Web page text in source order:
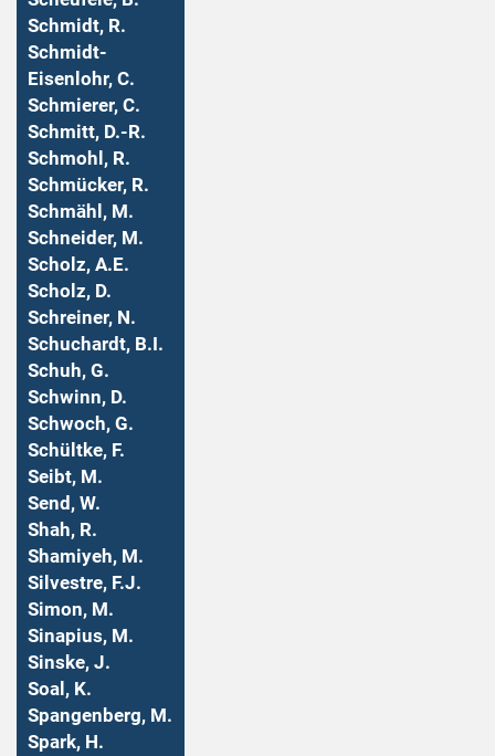
Schmidt, R.
Schmidt-
Eisenlohr, C.
Schmierer, C.
Schmitt, D.-R.
Schmohl, R.
Schmücker, R.
Schmähl, M.
Schneider, M.
Scholz, A.E.
Scholz, D.
Schreiner, N.
Schuchardt, B.I.
Schuh, G.
Schwinn, D.
Schwoch, G.
Schültke, F.
Seibt, M.
Send, W.
Shah, R.
Shamiyeh, M.
Silvestre, F.J.
Simon, M.
Sinapius, M.
Sinske, J.
Soal, K.
Spangenberg, M.
Spark, H.